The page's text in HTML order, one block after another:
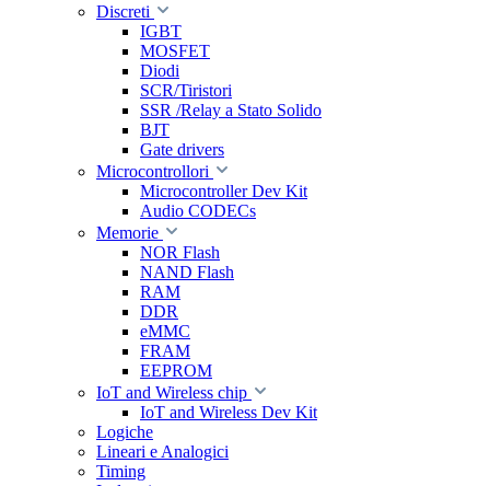
Discreti
IGBT
MOSFET
Diodi
SCR/Tiristori
SSR /Relay a Stato Solido
BJT
Gate drivers
Microcontrollori
Microcontroller Dev Kit
Audio CODECs
Memorie
NOR Flash
NAND Flash
RAM
DDR
eMMC
FRAM
EEPROM
IoT and Wireless chip
IoT and Wireless Dev Kit
Logiche
Lineari e Analogici
Timing